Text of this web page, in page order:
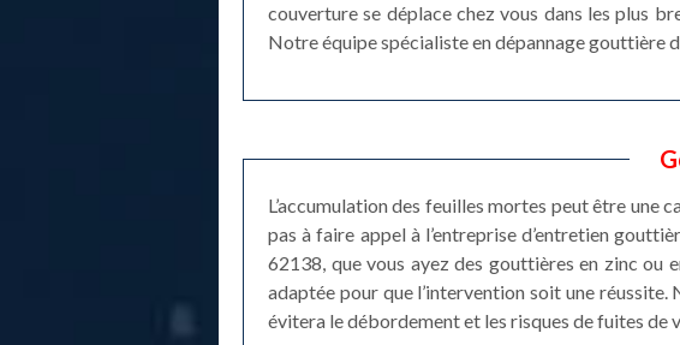
couverture se déplace chez vous dans les plus
Notre équipe spécialiste en dépannage gouttière
L’accumulation des feuilles mortes peut être une
pas à faire appel à l’entreprise d’entretien
62138, que vous ayez des gouttières en zinc ou
adaptée pour que l’intervention soit une
évitera le débordement et les risques de fuites de